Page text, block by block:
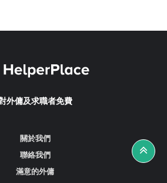
外傭及求職者免費
關於我們
聯絡我們
滿意的外傭